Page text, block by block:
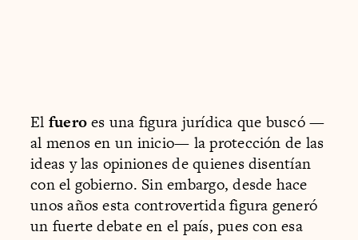
El fueroes una figura jurídica que buscó —
al menos en un inicio— la protección de las
ideas y las opiniones de quienes disentían
con el gobierno. Sin embargo, desde hace
unos años esta controvertida figura generó
un fuerte debate en el país, pues con esa